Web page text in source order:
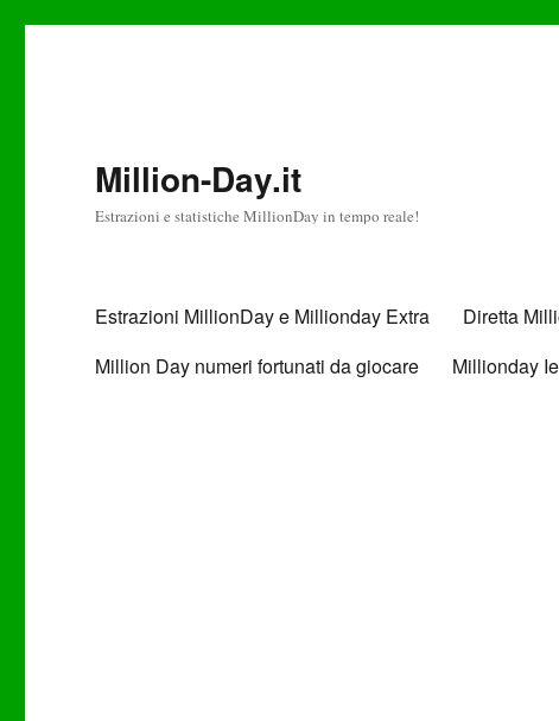
Million-Day.it
Estrazioni e statistiche MillionDay in tempo reale!
Estrazioni MillionDay e Millionday Extra Diretta
Million Day numeri fortunati da giocare
Millionday